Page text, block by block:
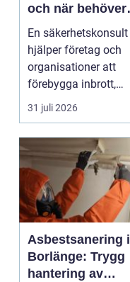
och när behöver
du en?
En säkerhetskonsult
hjälper företag och
organisationer att
förebygga inbrott,
sabotage och andra
ang...
31 juli 2026
Asbestsanering i
Borlänge: Trygg
hantering av